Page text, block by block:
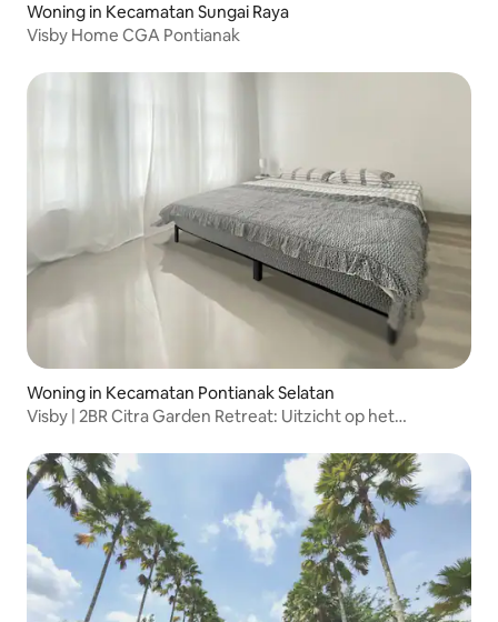
Woning in Kecamatan Sungai Raya
Visby Home CGA Pontianak
Woning in Kecamatan Pontianak Selatan
Visby | 2BR Citra Garden Retreat: Uitzicht op het